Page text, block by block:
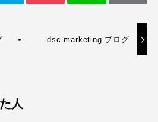
dsc-marketing ブログ
人